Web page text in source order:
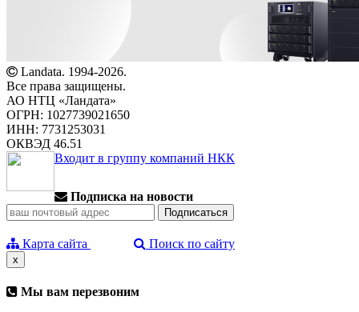
Landata. 1994-2026.
Все права защищены.
АО НТЦ «Ландата»
ОГРН: 1027739021650
ИНН: 7731253031
ОКВЭД 46.51
Входит в группу компаний НКК
Подписка на новости
Карта сайта Поиск по сайту
x
Мы вам перезвоним